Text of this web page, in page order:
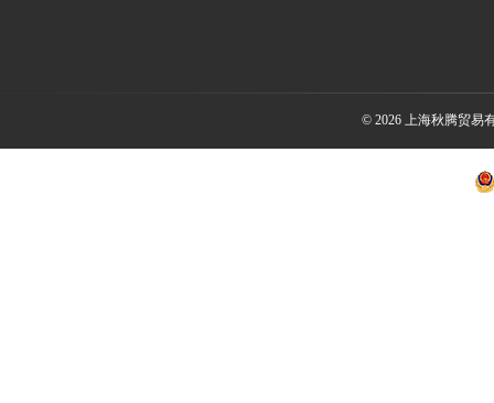
© 2026 上海秋腾贸易